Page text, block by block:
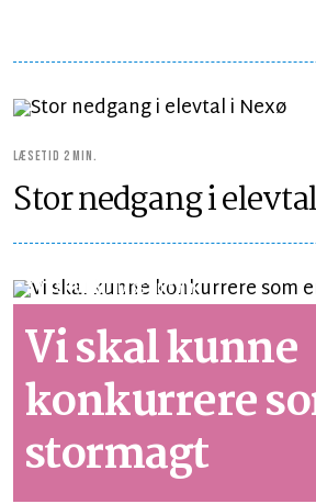
LÆSETID 2 MIN.
Stor nedgang i
SYNSPUNKTLÆSETID 5 MIN.
Vi skal kunne
konkurrere
stormagt